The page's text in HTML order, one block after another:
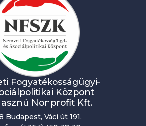
Fogyatékosságügyi-
Központ
Nonprofit Kft.
Budapest, Váci út 191.